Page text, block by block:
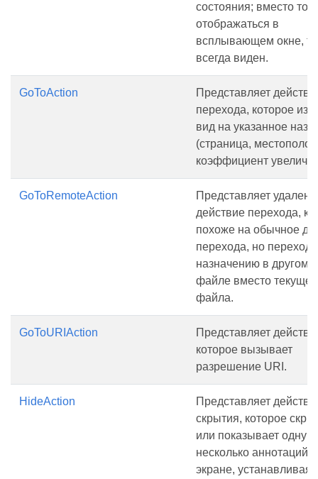
состояния; вместо
отображаться в
всплывающем окне,
всегда виден.
GoToAction
Представляет
перехода, которое
вид на указанное
(страница,
коэффициент
GoToRemoteAction
Представляет
действие перехода,
похоже на обычное
перехода, но
назначению в другом
файле вместо
файла.
GoToURIAction
Представляет
которое вызывает
разрешение URI.
HideAction
Представляет
скрытия, которое
или показывает одну
несколько аннотаций
экране, устанавливая